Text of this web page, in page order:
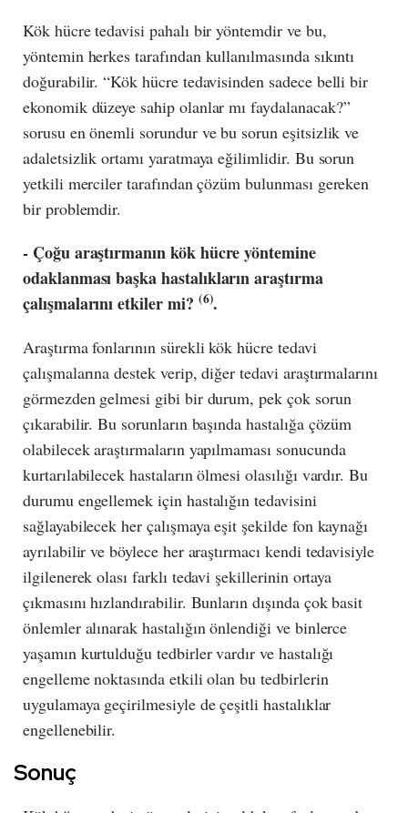
Kök hücre tedavisi pahalı bir yöntemdir ve bu,
yöntemin herkes tarafından kullanılmasında sıkıntı
doğurabilir. “Kök hücre tedavisinden sadece belli bir
ekonomik düzeye sahip olanlar mı faydalanacak?”
sorusu en önemli sorundur ve bu sorun eşitsizlik ve
adaletsizlik ortamı yaratmaya eğilimlidir. Bu sorun
yetkili merciler tarafından çözüm bulunması gereken
bir problemdir.
- Çoğu araştırmanın kök hücre yöntemine
odaklanması başka hastalıkların araştırma
çalışmalarını etkiler mi? (6).
Araştırma fonlarının sürekli kök hücre tedavi
çalışmalarına destek verip, diğer tedavi araştırmalarını
görmezden gelmesi gibi bir durum, pek çok sorun
çıkarabilir. Bu sorunların başında hastalığa çözüm
olabilecek araştırmaların yapılmaması sonucunda
kurtarılabilecek hastaların ölmesi olasılığı vardır. Bu
durumu engellemek için hastalığın tedavisini
sağlayabilecek her çalışmaya eşit şekilde fon kaynağı
ayrılabilir ve böylece her araştırmacı kendi tedavisiyle
ilgilenerek olası farklı tedavi şekillerinin ortaya
çıkmasını hızlandırabilir. Bunların dışında çok basit
önlemler alınarak hastalığın önlendiği ve binlerce
yaşamın kurtulduğu tedbirler vardır ve hastalığı
engelleme noktasında etkili olan bu tedbirlerin
uygulamaya geçirilmesiyle de çeşitli hastalıklar
engellenebilir.
Sonuç